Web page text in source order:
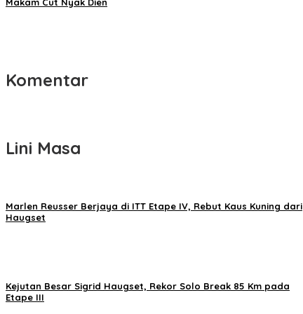
Komentar
Lini Masa
Marlen Reusser Berjaya di ITT Etape IV, Rebut Kaus Kuning dari
Haugset
Kejutan Besar Sigrid Haugset, Rekor Solo Break 85 Km pada
Etape III